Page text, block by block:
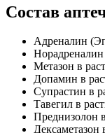
Состав
Адреналин
Метазон в
Допамин в
Супрастин в
Тавегил в
Преднизолон
Дексаметазон